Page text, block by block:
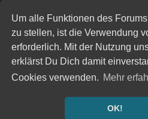
Um alle Funktionen des
zu stellen, ist die Verwendung
erforderlich. Mit der Nutzung
erklärst Du Dich damit
Cookies verwenden. Mehr
OK!